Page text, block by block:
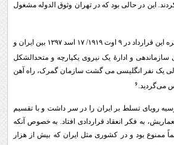
این در حالی بود که در تهران وثوق الدوله مشغول
در این مذاکرات محرمانه دو تن از اعضای کابینه وثوق الدوله نصرت الدوله فیروز و صارم الدوله نیز شرکت داشتند. بالأخره این قرارداد در ۹ اوت ۱۹۱۹/ ۱۷ اسد ۱۲۹۷ بین ایران و
و ادارۀ یک نیروی یکپارچه و متحدالشکل
داده می‌شد. مدیر کل امور مالی یک نفر انگلیسی می گشت سازمان گمرک، راه آهن
می‌گردید. ۶
رویای تسلط بر ایران را در سر داشت و با تقسیم
به فکر انعقاد قراردادی افتاد. به خصوص آنکه
بود و در کشوری مثل ایران که بیش از هزار